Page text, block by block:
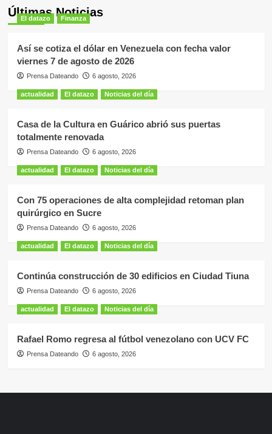
Últimas Noticias
El datazo Finanza
Así se cotiza el dólar en Venezuela con fecha valor
viernes 7 de agosto de 2026
Prensa Dateando 6 agosto, 2026
actualidad El datazo Noticias del día
Casa de la Cultura en Guárico abrió sus puertas
totalmente renovada
Prensa Dateando 6 agosto, 2026
actualidad El datazo Noticias del día
Con 75 operaciones de alta complejidad retoman plan
quirúrgico en Sucre
Prensa Dateando 6 agosto, 2026
actualidad El datazo Noticias del día
Continúa construcción de 30 edificios en Ciudad Tiuna
Prensa Dateando 6 agosto, 2026
actualidad El datazo Noticias del día
Rafael Romo regresa al fútbol venezolano con UCV FC
Prensa Dateando 6 agosto, 2026